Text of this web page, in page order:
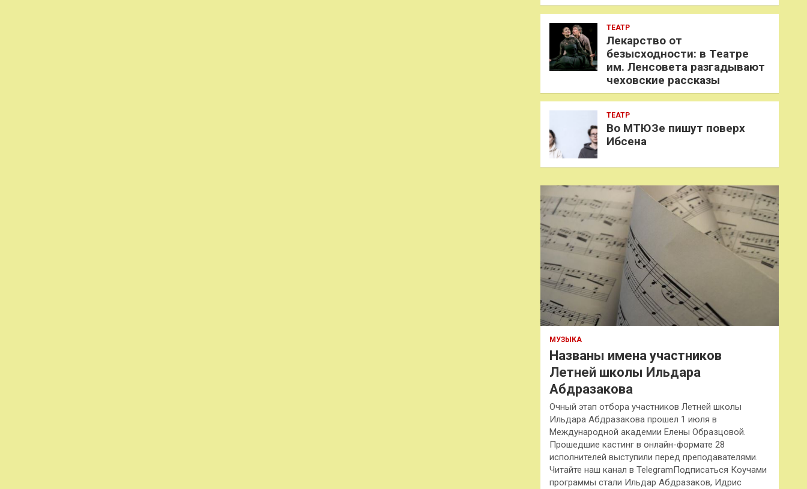
ТЕАТР
Лекарство от
безысходности: в Театре
им. Ленсовета разгадывают
чеховские рассказы
ТЕАТР
Во МТЮЗе пишут поверх
Ибсена
МУЗЫКА
Названы имена участников
Летней школы Ильдара
Абдразакова
Очный этап отбора участников Летней школы
Ильдара Абдразакова прошел 1 июля в
Международной академии Елены Образцовой.
Прошедшие кастинг в онлайн-формате 28
исполнителей выступили перед преподавателями.
Читайте наш канал в TelegramПодписаться Коучами
программы стали Ильдар Абдразаков, Идрис